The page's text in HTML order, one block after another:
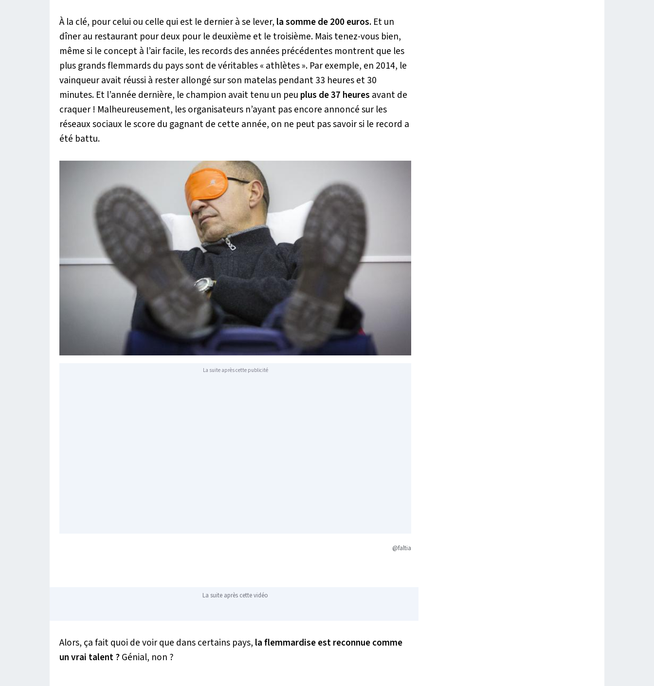
À la clé, pour celui ou celle qui est le dernier à se lever, la somme de 200 euros. Et un
dîner au restaurant pour deux pour le deuxième et le troisième. Mais tenez-vous bien,
même si le concept à l’air facile, les records des années précédentes montrent que les
plus grands flemmards du pays sont de véritables « athlètes ». Par exemple, en 2014, le
vainqueur avait réussi à rester allongé sur son matelas pendant 33 heures et 30
minutes. Et l’année dernière, le champion avait tenu un peu plus de 37 heures avant de
craquer ! Malheureusement, les organisateurs n’ayant pas encore annoncé sur les
réseaux sociaux le score du gagnant de cette année, on ne peut pas savoir si le record a
été battu.
La suite après cette publicité
@faltia
La suite après cette vidéo
Alors, ça fait quoi de voir que dans certains pays, la flemmardise est reconnue comme
un vrai talent ?Génial, non ?